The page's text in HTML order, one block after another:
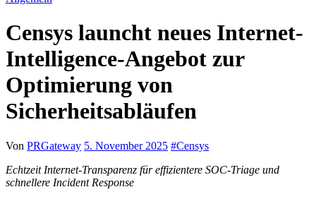
Censys launcht neues Internet-
Intelligence-Angebot zur
Optimierung von
Sicherheitsabläufen
Von PRGateway 5. November 2025 #Censys
Echtzeit Internet-Transparenz für effizientere SOC-Triage und
schnellere Incident Response